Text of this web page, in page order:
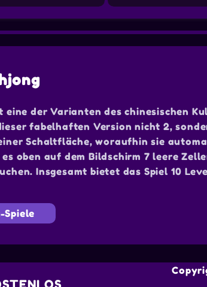
der Varianten des chinesischen
fabelhaften Version nicht 2,
Schaltfläche, woraufhin sie
oben auf dem Bildschirm 7 leere
Insgesamt bietet das Spiel 10
Spiele